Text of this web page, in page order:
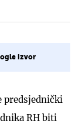
izvor
predsjednički
RH biti